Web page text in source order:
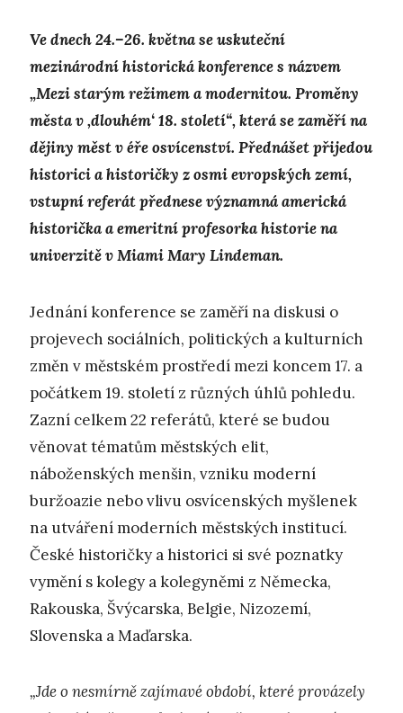
Ve dnech 24.–26. května se uskuteční
mezinárodní historická konference s názvem
„Mezi starým režimem a modernitou. Proměny
města v ,dlouhém‘ 18. století“, která se zaměří na
dějiny měst v éře osvícenství. Přednášet přijedou
historici a historičky z osmi evropských zemí,
vstupní referát přednese významná americká
historička a emeritní profesorka historie na
univerzitě v Miami Mary Lindeman.
Jednání konference se zaměří na diskusi o
projevech sociálních, politických a kulturních
změn v městském prostředí mezi koncem 17. a
počátkem 19. století z různých úhlů pohledu.
Zazní celkem 22 referátů, které se budou
věnovat tématům městských elit,
náboženských menšin, vzniku moderní
buržoazie nebo vlivu osvícenských myšlenek
na utváření moderních městských institucí.
České historičky a historici si své poznatky
vymění s kolegy a kolegyněmi z Německa,
Rakouska, Švýcarska, Belgie, Nizozemí,
Slovenska a Maďarska.
„Jde o nesmírně zajímavé období, které provázely